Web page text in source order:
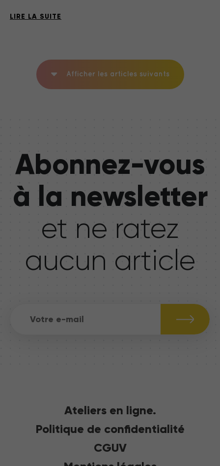
LIRE LA SUITE
Afficher les articles suivants
Abonnez-vous
à la newsletter
et ne ratez
aucun article
Ateliers en ligne.
Politique de confidentialité
CGUV